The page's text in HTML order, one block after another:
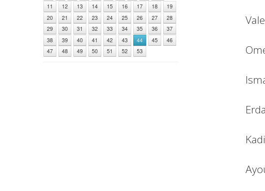
11
12 13 14 15 16 17 18
19
20
21 22 23 24 25 26 27
28
29
30 31 32 33 34 35 36
37
38
39 40 41 42 43 44 45
46
47
48 49 50 51 52 53